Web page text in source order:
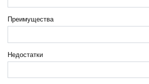
Преимущества
Недостатки